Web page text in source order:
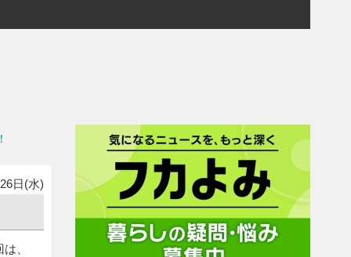
日(水)
、